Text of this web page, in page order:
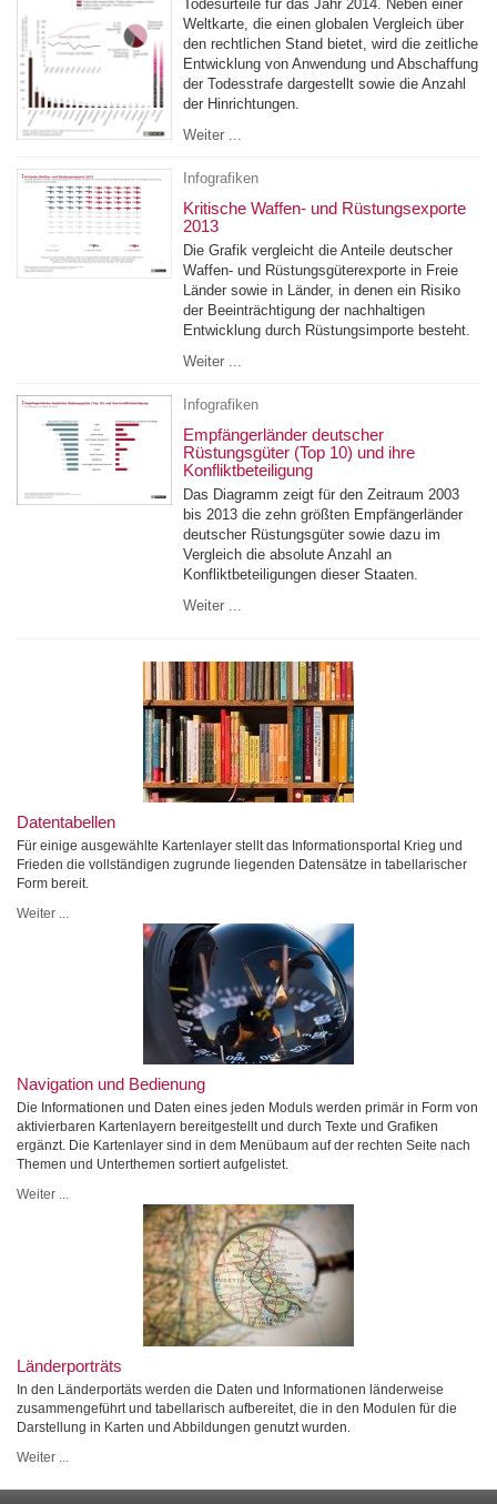
Todesurteile für das Jahr 2014. Neben einer
Weltkarte, die einen globalen Vergleich über
den rechtlichen Stand bietet, wird die zeitliche
Entwicklung von Anwendung und Abschaffung
der Todesstrafe dargestellt sowie die Anzahl
der Hinrichtungen.
Weiter ...
Infografiken
Kritische Waffen- und Rüstungsexporte
2013
Die Grafik vergleicht die Anteile deutscher
Waffen- und Rüstungsgüterexporte in Freie
Länder sowie in Länder, in denen ein Risiko
der Beeinträchtigung der nachhaltigen
Entwicklung durch Rüstungsimporte besteht.
Weiter ...
Infografiken
Empfängerländer deutscher
Rüstungsgüter (Top 10) und ihre
Konfliktbeteiligung
Das Diagramm zeigt für den Zeitraum 2003
bis 2013 die zehn größten Empfängerländer
deutscher Rüstungsgüter sowie dazu im
Vergleich die absolute Anzahl an
Konfliktbeteiligungen dieser Staaten.
Weiter ...
Datentabellen
Für einige ausgewählte Kartenlayer stellt das Informationsportal Krieg und
Frieden die vollständigen zugrunde liegenden Datensätze in tabellarischer
Form bereit.
Weiter ...
Navigation und Bedienung
Die Informationen und Daten eines jeden Moduls werden primär in Form von
aktivierbaren Kartenlayern bereitgestellt und durch Texte und Grafiken
ergänzt. Die Kartenlayer sind in dem Menübaum auf der rechten Seite nach
Themen und Unterthemen sortiert aufgelistet.
Weiter ...
Länderporträts
In den Länderportäts werden die Daten und Informationen länderweise
zusammengeführt und tabellarisch aufbereitet, die in den Modulen für die
Darstellung in Karten und Abbildungen genutzt wurden.
Weiter ...